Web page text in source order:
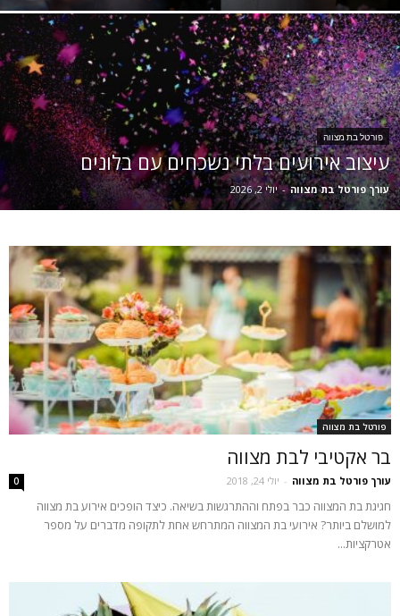
פורטל בת מצווה
עיצוב אירועים בלתי נשכחים עם בלונים
עורך פורטל בת מצווה - יולי 2, 2026
פורטל בת מצווה
בר אקטיבי לבת מצווה
עורך פורטל בת מצווה - יולי 24, 2018 0
חגיגת בת המצווה כבר בפתח וההתרגשות בשיאה. כיצד הופכים אירוע בת מצווה
למושלם ביותר? אירועי בת המצווה המתרחש אחת לתקופה מדברים על מספר
אטרקציות...